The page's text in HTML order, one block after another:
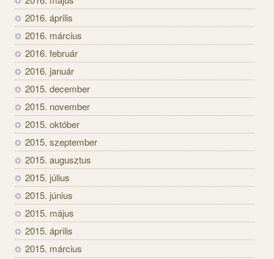
2016. április
2016. március
2016. február
2016. január
2015. december
2015. november
2015. október
2015. szeptember
2015. augusztus
2015. július
2015. június
2015. május
2015. április
2015. március